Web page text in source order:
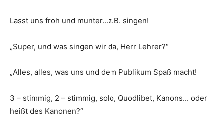
Lasst uns froh und munter...z.B. singen!
„Super, und was singen wir da, Herr Lehrer?“
„Alles, alles, was uns und dem Publikum Spaß macht!
3 – stimmig, 2 – stimmig, solo, Quodlibet, Kanons... oder
heißt des Kanonen?“